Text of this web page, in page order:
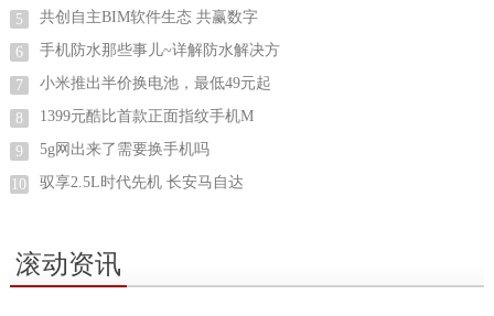
5 共创自主BIM软件生态 共赢数字
6 手机防水那些事儿~详解防水解决方
7 小米推出半价换电池，最低49元起
8 1399元酷比首款正面指纹手机M
9 5g网出来了需要换手机吗
10 驭享2.5L时代先机 长安马自达
滚动资讯